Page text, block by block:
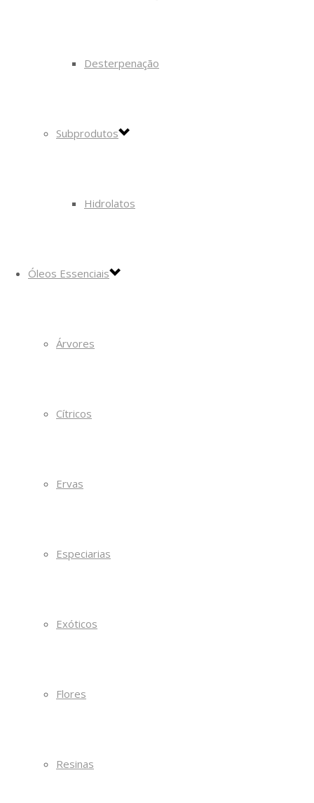
Desterpenação
Subprodutos
Hidrolatos
Óleos Essenciais
Árvores
Cítricos
Ervas
Especiarias
Exóticos
Flores
Resinas